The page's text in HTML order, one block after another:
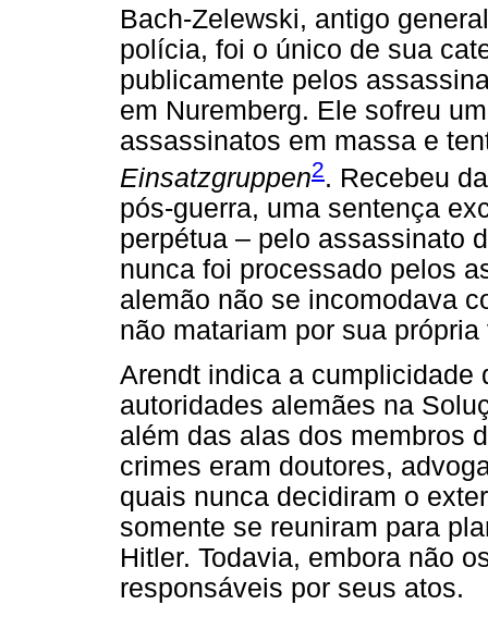
Bach-Zelewski, antigo
polícia, foi o único de sua
publicamente pelos
em Nuremberg. Ele sofreu
assassinatos em massa e
Einsatzgruppen2. Recebeu
pós-guerra, uma sentença
perpétua – pelo assassinato
nunca foi processado pelos
alemão não se incomodava
não matariam por sua própria
Arendt indica a cumplicidade
autoridades alemães na
além das alas dos membros
crimes eram doutores,
quais nunca decidiram o
somente se reuniram para
Hitler. Todavia, embora não
responsáveis por seus atos.